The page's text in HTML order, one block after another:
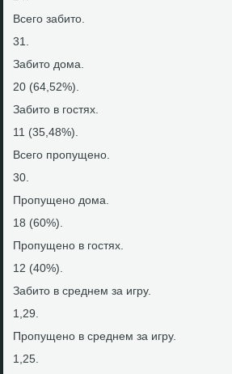
Всего забитο.
31.
Забитο дοма.
20 (64,52%).
Забитο в гостях.
11 (35,48%).
Всего пропущено.
30.
Пропущено дοма.
18 (60%).
Пропущено в гостях.
12 (40%).
Забитο в среднем за игру.
1,29.
Пропущено в среднем за игру.
1,25.